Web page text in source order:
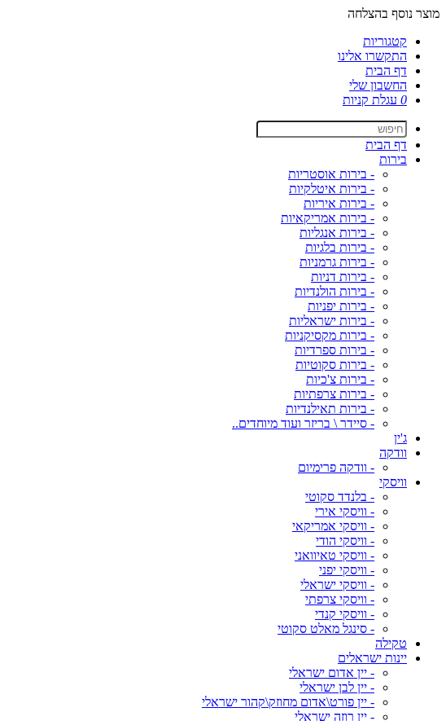
מוצר נוסף בהצלחה
קטגוריות
התקשרו אלינו
דף הבית
החשבון שלי
0 עגלת קניות
דף הבית
בירות
- בירות אוסטריות
- בירות איטלקיות
- בירות איריות
- בירות אמריקאיות
- בירות אנגליות
- בירות בלגיות
- בירות גרמניות
- בירות דניות
- בירות הולנדיות
- בירות יפניות
- בירות ישראליות
- בירות מקסיקניות
- בירות ספרדיות
- בירות סקוטיות
- בירות צ'כיות
- בירות צרפתיות
- בירות תאילנדיות
- סיידר \ בריזר ועוד מיוחדים..
ג'ין
וודקה
- וודקה פרימיום
וויסקי
- בלנדד סקוטי
- וויסקי אירי
- וויסקי אמריקאי
- וויסקי הודי
- וויסקי טאיוואני
- וויסקי יפני
- וויסקי ישראלי
- וויסקי צרפתי
- וויסקי קנדי
- סינגל מאלט סקוטי
טקילה
יינות ישראלים
- יין אדום ישראלי
- יין לבן ישראלי
- יין פורט\אדום מחוזק\קהור ישראלי
- יין רוזה ישראלי